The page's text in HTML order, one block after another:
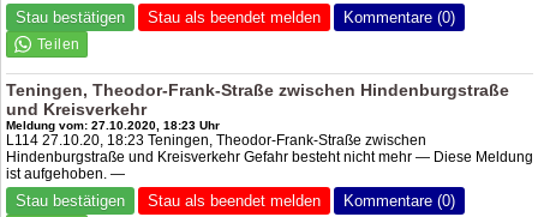
Stau bestätigen Stau als beendet melden Kommentare (0)
Teningen, Theodor-Frank-Straße zwischen Hindenburgstraße
und Kreisverkehr
Meldung vom: 27.10.2020, 18:23 Uhr
L114 27.10.20, 18:23 Teningen, Theodor-Frank-Straße zwischen
Hindenburgstraße und Kreisverkehr Gefahr besteht nicht mehr — Diese Meldung
ist aufgehoben. —
Stau bestätigen Stau als beendet melden Kommentare (0)